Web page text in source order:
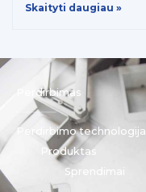
Skaityti daugiau »
Perdirbimas
Perdirbimo technologija
Produktas
Sprendimai